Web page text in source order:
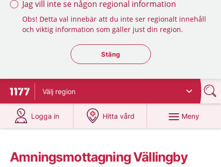
Jag vill inte se någon regional information
Obs! Detta val innebär att du inte ser regionalt innehåll
och viktig information som gäller just din region.
Stäng regionsväljaren
Stäng
Till startsidan för 1177
Välj region
Logga in
på 1177.se
Hitta vård
på 1177.se
Meny
Amningsmottagning Vällingby